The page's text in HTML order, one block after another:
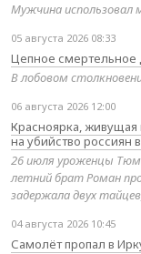
Мужчина использовал
05 августа 2026 08:33
Цепное
В лобовом
06 августа 2026 12:00
Красноярка, живущая
на убийство россиян
26 июля уроженцы
летний брат Роман
задержала двух
04 августа 2026 10:45
Самолёт пропал в